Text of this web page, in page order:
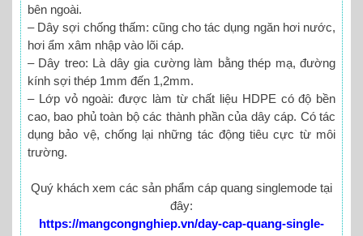
bên ngoài.
– Dây sợi chống thấm: cũng cho tác dụng ngăn hơi nước,
hơi ẩm xâm nhập vào lõi cáp.
– Dây treo: Là dây gia cường làm bằng thép mạ, đường
kính sợi thép 1mm đến 1,2mm.
– Lớp vỏ ngoài: được làm từ chất liệu HDPE có độ bền
cao, bao phủ toàn bộ các thành phần của dây cáp. Có tác
dụng bảo vệ, chống lại những tác động tiêu cực từ môi
trường.
Quý khách xem các sản phẩm cáp quang singlemode tại
đây:
https://mangcongnghiep.vn/day-cap-quang-single-